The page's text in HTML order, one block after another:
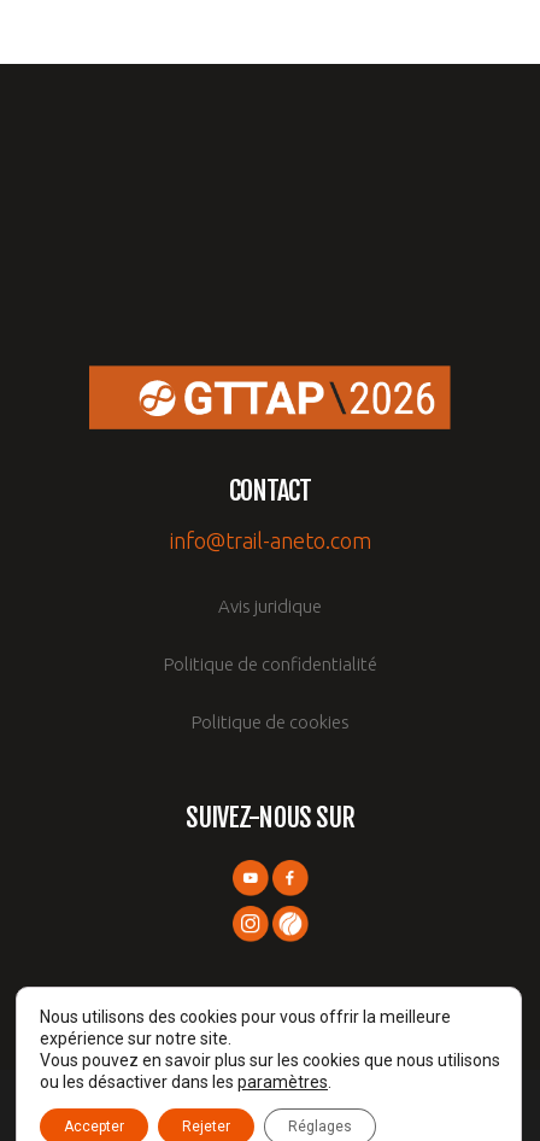
CONTACT
info@trail-aneto.com
Avis juridique
Politique de confidentialité
Politique de cookies
SUIVEZ-NOUS SUR
Prames TIC © 2026
Nous utilisons des cookies pour vous offrir la meilleure
expérience sur notre site.
Vous pouvez en savoir plus sur les cookies que nous utilisons
ou les désactiver dans les paramètres
Accepter Rejeter Réglages